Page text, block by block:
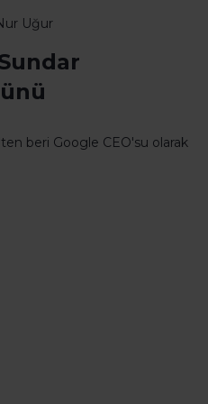
Uğur
beri Google CEO'su olarak